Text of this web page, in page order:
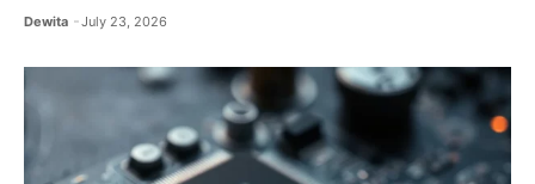
Dewita July 23, 2026